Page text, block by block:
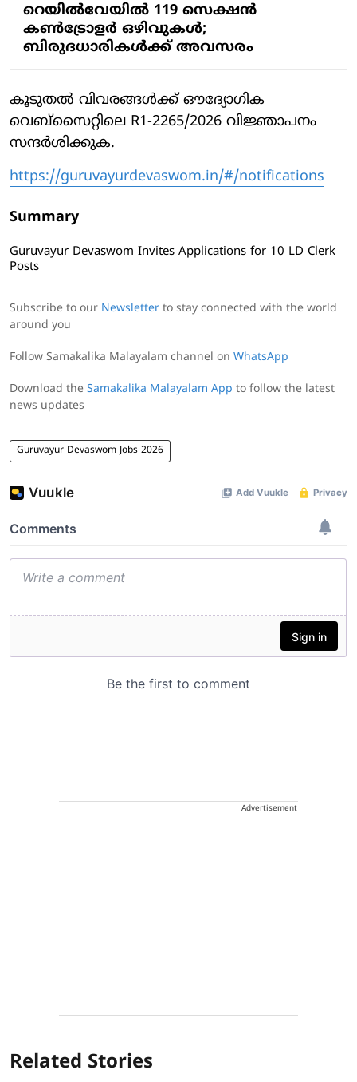
റെയിൽവേയിൽ 119 സെക്ഷൻ
കൺട്രോളർ ഒഴിവുകൾ;
ബിരുദധാരികൾക്ക് അവസരം
കൂടുതൽ വിവരങ്ങൾക്ക് ഔദ്യോഗിക
വെബ്സൈറ്റിലെ R1-2265/2026 വിജ്ഞാപനം
സന്ദർശിക്കുക.
https://guruvayurdevaswom.in/#/notifications
Summary
Guruvayur Devaswom Invites Applications for 10 LD Clerk
Posts
Subscribe to our Newsletter to stay connected with the world
around you
Follow Samakalika Malayalam channel on WhatsApp
Download the Samakalika Malayalam App to follow the latest
news updates
Guruvayur Devaswom Jobs 2026
Advertisement
Related Stories